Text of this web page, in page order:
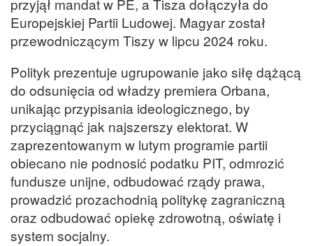
przyjął mandat w PE, a Tisza dołączyła do
Europejskiej Partii Ludowej. Magyar został
przewodniczącym Tiszy w lipcu 2024 roku.
Polityk prezentuje ugrupowanie jako siłę dążącą
do odsunięcia od władzy premiera Orbana,
unikając przypisania ideologicznego, by
przyciągnąć jak najszerszy elektorat. W
zaprezentowanym w lutym programie partii
obiecano nie podnosić podatku PIT, odmrozić
fundusze unijne, odbudować rządy prawa,
prowadzić prozachodnią politykę zagraniczną
oraz odbudować opiekę zdrowotną, oświatę i
system socjalny.